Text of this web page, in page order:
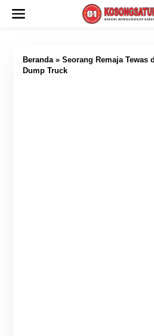
Beranda» Seorang Remaja Tewas
Dump Truck